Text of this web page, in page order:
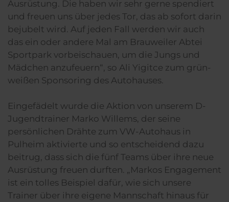
Ausrüstung. Die haben wir sehr gerne spendiert
und freuen uns über jedes Tor, das ab sofort darin
bejubelt wird. Auf jeden Fall werden wir auch
das ein oder andere Mal am Brauweiler Abtei
Sportpark vorbeischauen, um die Jungs und
Mädchen anzufeuern“, so Ali Yigitce zum grün-
weißen Sponsoring des Autohauses.
Eingefädelt wurde die Aktion von unserem D-
Jugendtrainer Marko Willems, der seine
persönlichen Drähte zum VW-Autohaus in
Pulheim aktivierte und so entscheidend dazu
beitrug, dass sich die fünf Teams über ihre neue
Ausrüstung freuen durften. „Markos Engagement
ist ein tolles Beispiel dafür, wie sich unsere
Trainer über ihre eigene Mannschaft hinaus für